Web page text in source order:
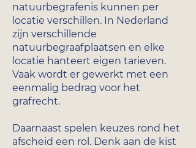
natuurbegrafenis kunnen per
locatie verschillen. In Nederland
zijn verschillende
natuurbegraafplaatsen en elke
locatie hanteert eigen tarieven.
Vaak wordt er gewerkt met een
eenmalig bedrag voor het
grafrecht.
Daarnaast spelen keuzes rond het
afscheid een rol. Denk aan de kist